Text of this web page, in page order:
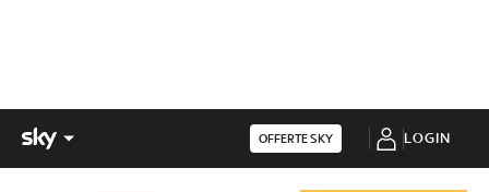
OFFERTE SKY LOGIN